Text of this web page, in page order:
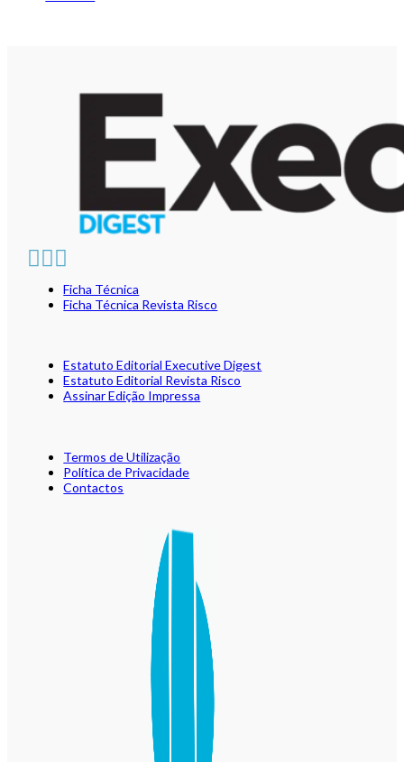
Ficha Técnica
Ficha Técnica Revista Risco
Estatuto Editorial Executive Digest
Estatuto Editorial Revista Risco
Assinar Edição Impressa
Termos de Utilização
Política de Privacidade
Contactos